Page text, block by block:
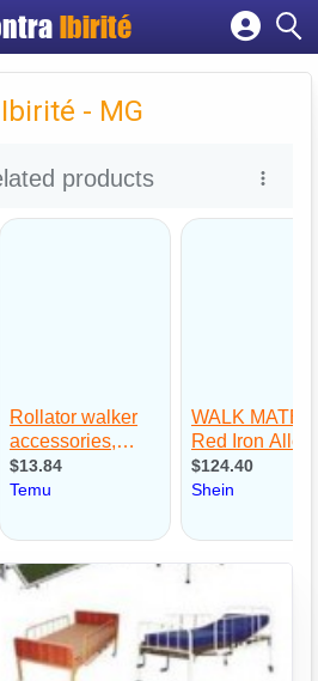
Ibirité
Cadastrar empresa
Criar conta
- MG